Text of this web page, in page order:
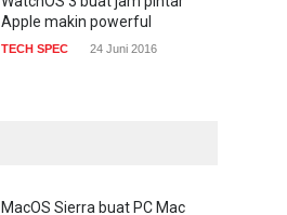
Apple makin powerful
TECH SPEC 24 Juni 2016
MacOS Sierra buat PC Mac